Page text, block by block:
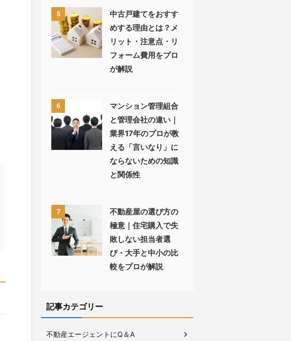
5
中古戸建てをおすす
めする理由とは？メ
リット・注意点・リ
フォーム費用をプロ
が解説
6
マンション管理組合
と管理会社の違い｜
業界17年のプロが教
える「言いなり」に
ならないための知識
と関係性
7
不動産屋の選び方の
極意｜住宅購入で失
敗しない担当者選
び・大手と中小の比
較をプロが解説
記事カテゴリー
不動産エージェントにQ＆A